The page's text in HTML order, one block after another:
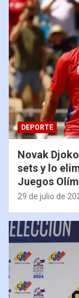
DEPORTE
Novak
sets y lo
Juegos
29 de julio de